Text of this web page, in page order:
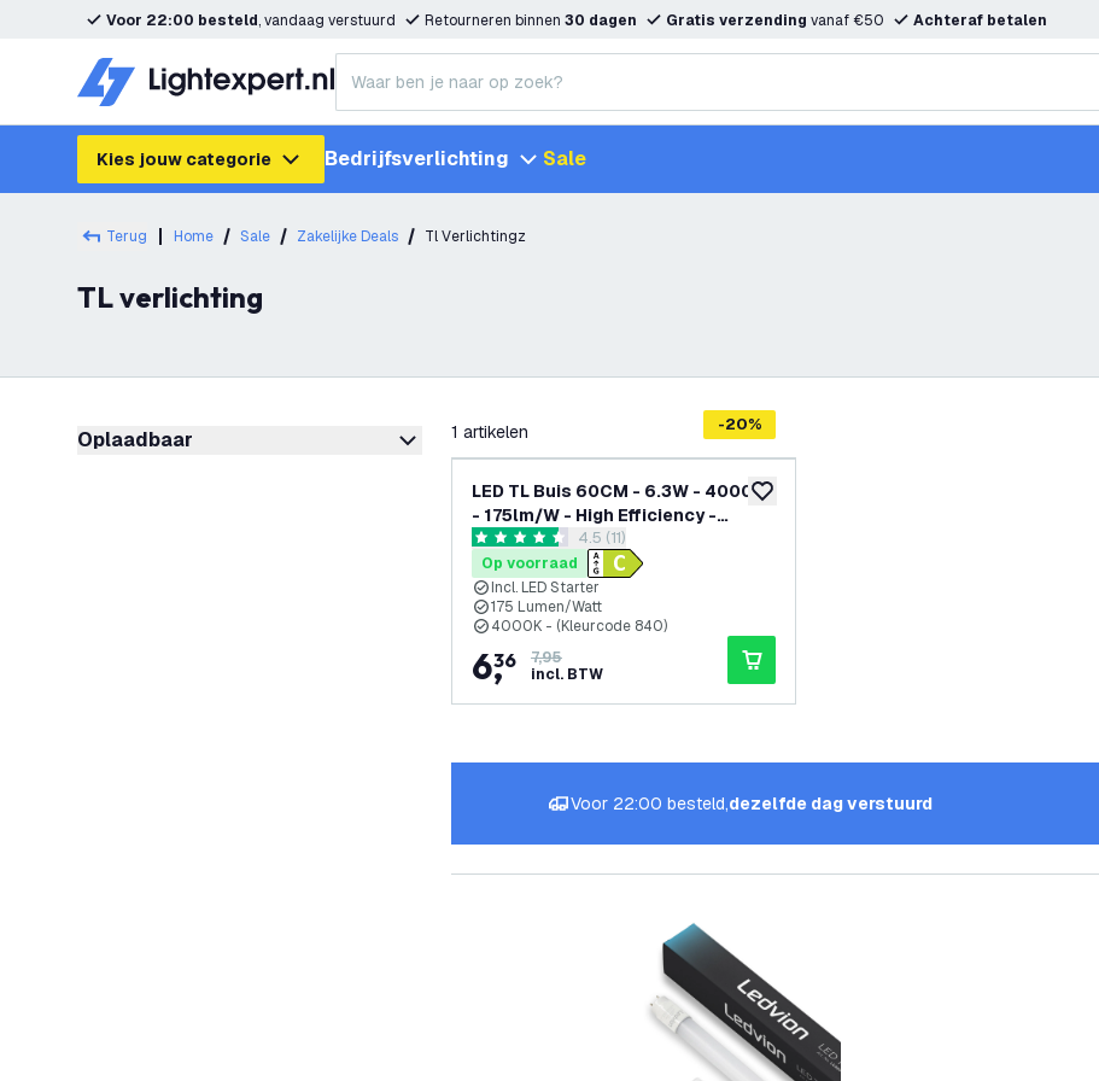
Voor 22:00 besteld, vandaag verstuurd Retourneren binnen 30 dagen Gratis verzending vanaf €50 Achteraf betalen
Kies jouw categorie Bedrijfsverlichting Sale
Terug Home Sale Zakelijke Deals Tl Verlichtingz
TL verlichting
Oplaadbaar 1 artikelen
toevoegen aan verlanglijst
-20%
LED TL Buis 60CM - 6.3W - 4000K
- 175lm/W - High Efficiency -
Energie Label Creviews drawer openen
4.5 score sterren4.5 (11)
Op voorraad
Incl. LED Starter
175 Lumen/Watt
4000K - (Kleurcode 840)
6,
36
7,95
incl. BTW
Voor 22:00 besteld,dezelfde dag verstuurd
filteren